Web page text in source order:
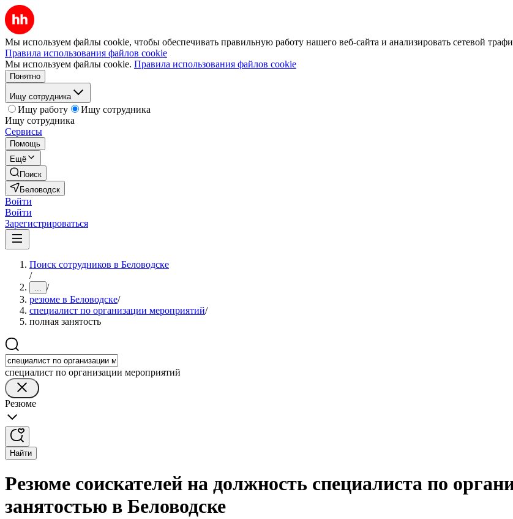
Мы используем файлы cookie, чтобы обеспечивать правильную работу нашего веб-сайта и анализировать сетевой
Правила использования файлов cookie
Мы используем файлы cookie. Правила использования файлов cookie
Понятно
Ищу сотрудника
Ищу работу
Ищу сотрудника
Ищу сотрудника
Сервисы
Помощь
Ещё
Поиск
Беловодск
Войти
Войти
Зарегистрироваться
Поиск сотрудников в Беловодске
/
... /
резюме в Беловодске/
специалист по организации мероприятий/
полная занятость
специалист по организации мероприятий
Резюме
Найти
Резюме соискателей на должность специалиста по
занятостью в Беловодске